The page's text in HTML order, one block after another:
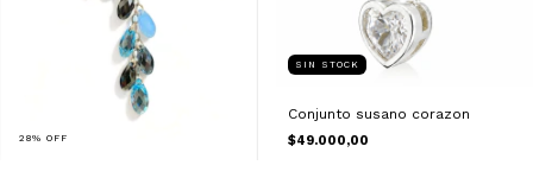
28% OFF
SIN STOCK
Conjunto susano corazon
$49.000,00